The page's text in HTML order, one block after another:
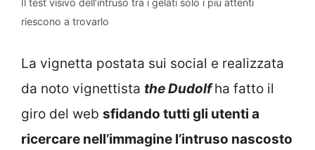
Il test visivo dell’intruso tra i gelati solo i più attenti
riescono a trovarlo
La vignetta postata sui social e realizzata
da noto vignettista the Dudolfha fatto il
giro del web sfidando tutti gli utenti a
ricercare nell’immagine l’intruso nascosto